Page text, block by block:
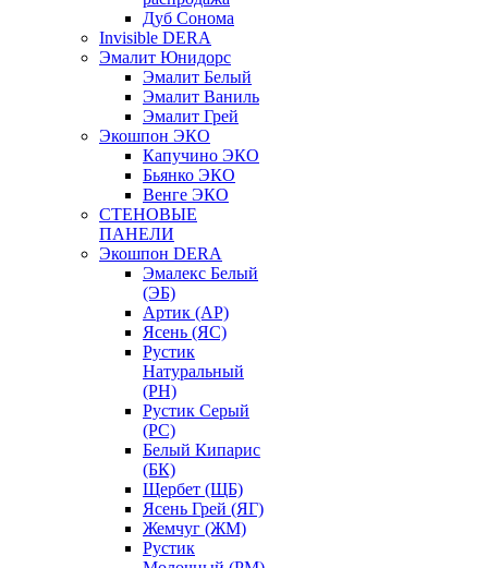
Дуб Сонома
Invisible DERA
Эмалит Юнидорс
Эмалит Белый
Эмалит Ваниль
Эмалит Грей
Экошпон ЭКО
Капучино ЭКО
Бьянко ЭКО
Венге ЭКО
СТЕНОВЫЕ
ПАНЕЛИ
Экошпон DERA
Эмалекс Белый
(ЭБ)
Артик (АР)
Ясень (ЯС)
Рустик
Натуральный
(РН)
Рустик Серый
(РС)
Белый Кипарис
(БК)
Щербет (ЩБ)
Ясень Грей (ЯГ)
Жемчуг (ЖМ)
Рустик